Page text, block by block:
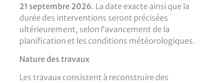
21 septembre 2026. La date exacte ainsi que la
durée des interventions seront précisées
ultérieurement, selon l’avancement de la
planification et les conditions météorologiques.
Nature des travaux
Les travaux consistent à reconstruire des